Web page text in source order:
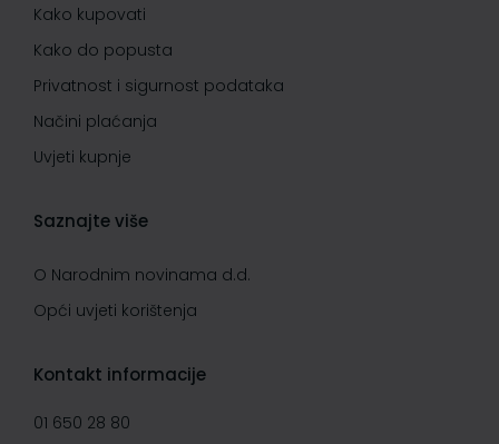
Kako kupovati
Kako do popusta
Privatnost i sigurnost podataka
Načini plaćanja
Uvjeti kupnje
Saznajte više
O Narodnim novinama d.d.
Opći uvjeti korištenja
Kontakt informacije
01 650 28 80